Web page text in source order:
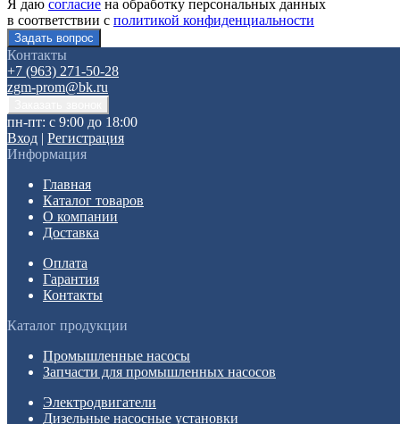
Я даю согласие на обработку персональных данных
в соответствии с политикой конфиденциальности
Контакты
+7 (963) 271-50-28
zgm-prom@bk.ru
пн-пт: с 9:00 до 18:00
Вход | Регистрация
Информация
Главная
Каталог товаров
О компании
Доставка
Оплата
Гарантия
Контакты
Каталог продукции
Промышленные насосы
Запчасти для промышленных насосов
Электродвигатели
Дизельные насосные установки